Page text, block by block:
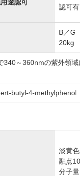
途認可
認可有
B／G
20kg
340～360nmの紫外領
butyl-4-methylphenol
淡黄
融点
分子